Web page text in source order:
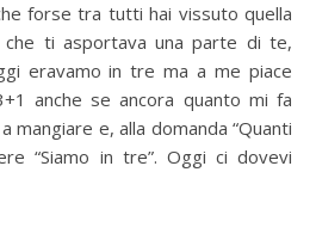
forse tra tutti hai vissuto quella
che ti asportava una parte di te,
eravamo in tre ma a me piace
anche se ancora quanto mi fa
mangiare e, alla domanda “Quanti
“Siamo in tre”. Oggi ci dovevi